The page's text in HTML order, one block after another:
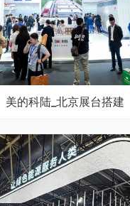
美的科陆_北京展台搭建